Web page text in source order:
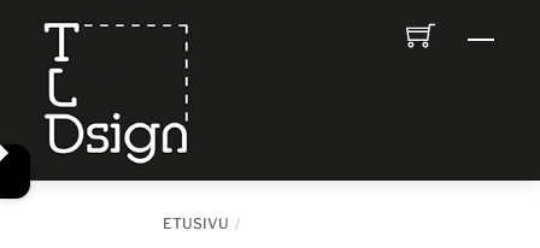
content
ETUSIVU